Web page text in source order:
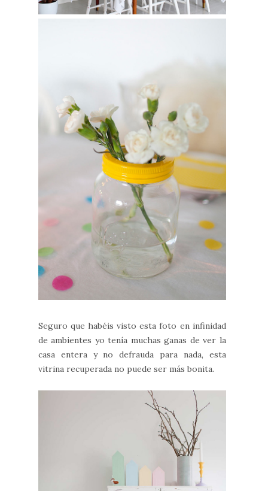
Seguro que habéis visto esta foto en infinidad
de ambientes yo tenía muchas ganas de ver la
casa entera y no defrauda para nada, esta
vitrina recuperada no puede ser más bonita.